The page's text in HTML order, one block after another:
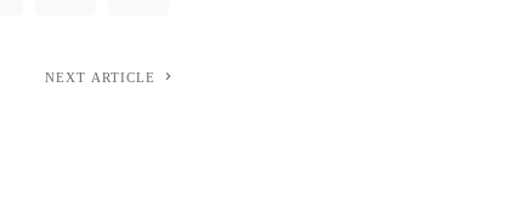
NEXT ARTICLE